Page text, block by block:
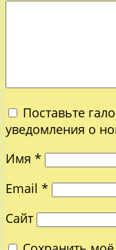
Поставьте
уведомления о
Имя *
Email *
Сайт